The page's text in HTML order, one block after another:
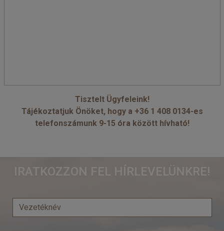
Tisztelt Ügyfeleink!
Tájékoztatjuk Önöket, hogy a +36 1 408 0134-es
telefonszámunk 9-15 óra között hívható!
IRATKOZZON FEL HÍRLEVELÜNKRE!